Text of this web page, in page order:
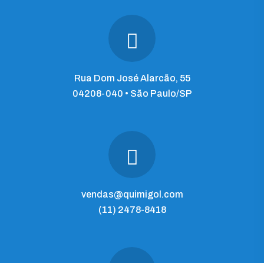
Rua Dom José Alarcão, 55
04208-040 • São Paulo/SP
vendas@quimigol.com
(11) 2478-8418